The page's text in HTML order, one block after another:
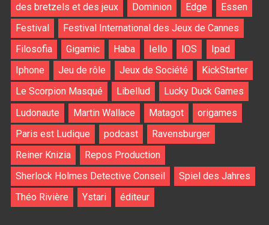
des bretzels et des jeux
Dominion Edge
Essen
Festival
Festival International des Jeux de Cannes
Filosofia
Gigamic Haba Iello IOS
Ipad
Iphone
Jeu de rôle Jeux de Société
KickStarter
Le Scorpion Masqué
Libellud
Lucky Duck Games
Ludonaute
Martin Wallace Matagot
origames
Paris est Ludique
podcast
Ravensburger
Reiner Knizia
Repos Production
Sherlock Holmes Detective Conseil
Spiel des Jahres
Théo Rivière
Ystari éditeur